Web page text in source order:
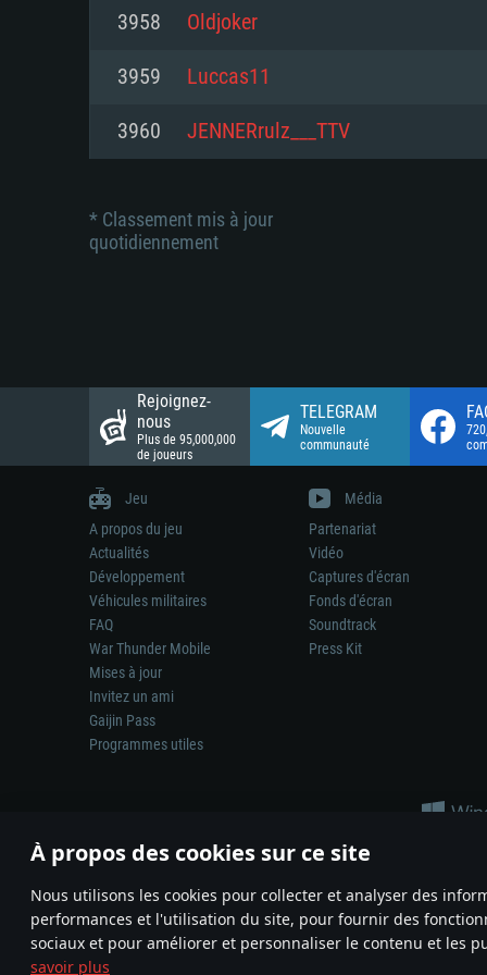
À propos des cookies sur ce site
Nous utilisons les cookies pour collecter et analyser des
performances et l'utilisation du site, pour fournir des
sociaux et pour améliorer et personnaliser le contenu et les
savoir plus
Disque dur: 23.1 Go (client
Disque dur: 62,2 Go (client
Connection: Connexion
Disque dur: 62,2 Go (client
3958 Oldjoker
3959 Luccas11
3960 JENNERrulz___TTV
* Classement mis à jour
quotidiennement
Rejoignez-
nous
Plus de 95,000,000
de joueurs
TELEGRAM
Nouvelle
communauté
Jeu
A propos du jeu
Actualités
Développement
Véhicules militaires
FAQ
War Thunder Mobile
Mises à jour
Invitez un ami
Gaijin Pass
Programmes utiles
Média
Partenariat
Vidéo
Captures d'écran
Fonds d'écran
Soundtrack
Press Kit
La représentation d’une arme ou d’un véhicule réel dans ce jeu
© 2011—2026 Gaijin Games Kft. All trademarks, logos and brand
Termes et conditions